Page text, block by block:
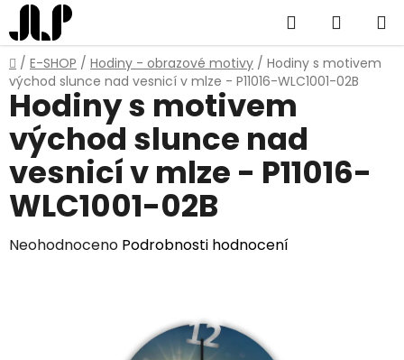
Přejít
na
obsah
Hledat
KOŠÍK
Domů
/ E-SHOP / Hodiny - obrazové motivy / Hodiny s motivem
východ slunce nad vesnicí v mlze - P11016-WLC1001-02B
Hodiny s motivem
východ slunce nad
vesnicí v mlze - P11016-
WLC1001-02B
Průměrné
Neohodnoceno Podrobnosti hodnocení